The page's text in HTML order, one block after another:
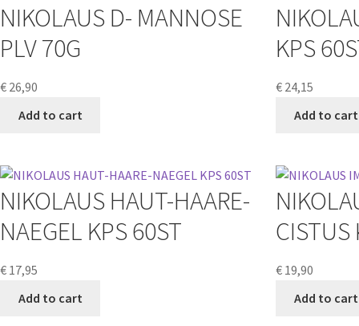
NIKOLAUS D- MANNOSE
PLV 70G
€ 26,90
Add to cart
KPS
€ 24,15
Add to cart
NIKOLAUS HAUT-HAARE-
NAEGEL KPS 60ST
€ 17,95
Add to cart
CISTUS
€ 19,90
Add to cart